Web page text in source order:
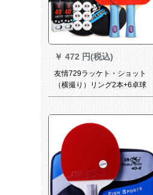
￥ 472 円(税込)
友情729ラッケト・ショット
（横撮り）リング2本+6卓球
+2セクスト。